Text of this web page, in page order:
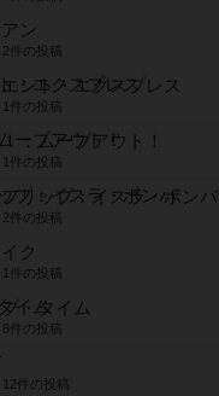
ン
2件の投稿
ント・エクスプレス
1件の投稿
：ムーブアウト！
1件の投稿
リップ：イスラ・ボンバ
2件の投稿
ク
1件の投稿
・タイム
8件の投稿
12件の投稿